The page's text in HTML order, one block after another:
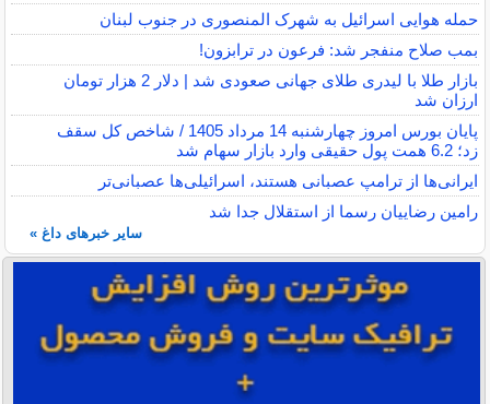
حمله هوایی اسرائیل به شهرک المنصوری در جنوب لبنان
بمب صلاح منفجر شد: فرعون در ترابزون!
بازار طلا با لیدری طلای جهانی صعودی شد | دلار 2 هزار تومان
ارزان شد
پایان بورس امروز چهارشنبه 14 مرداد 1405 / شاخص کل سقف
زد؛ 6.2 همت پول حقیقی وارد بازار سهام شد
ایرانی‌ها از ترامپ عصبانی هستند، اسرائیلی‌ها عصبانی‌تر
رامین رضاییان رسما از استقلال جدا شد
سایر خبرهای داغ »